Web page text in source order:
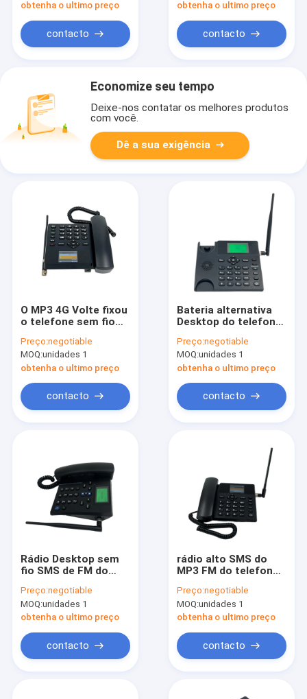
obtenha o ultimo preço
contacto
obtenha o ultimo preço
contacto
Economize seu tempo
Deixe-nos contatar os melhores produtos
com você.
Dê a sua exigência
O MP3 4G Volte fixou
o telefone sem fio
duplo de FM do
ponto quente de WIFI
Preço:negotiable
MOQ:unidades 1
obtenha o ultimo preço
contacto
Bateria alternativa
Desktop do telefone
LTE Volte de FM
Preço:negotiable
MOQ:unidades 1
obtenha o ultimo preço
contacto
Rádio Desktop sem
fio SMS de FM do
despertador
somente
Preço:negotiable
MOQ:unidades 1
obtenha o ultimo preço
contacto
rádio alto SMS do
MP3 FM do telefone
da definição 4G com
Sim Card duplo
Preço:negotiable
MOQ:unidades 1
obtenha o ultimo preço
contacto